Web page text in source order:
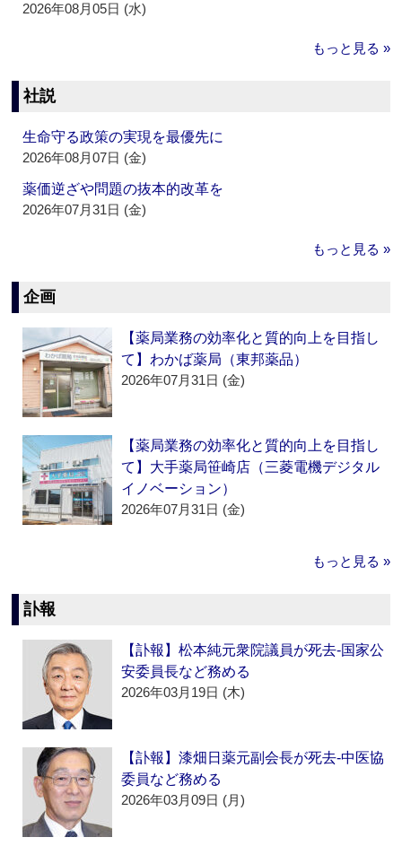
2026年08月05日 (水)
もっと見る »
社説
生命守る政策の実現を最優先に
2026年08月07日 (金)
薬価逆ざや問題の抜本的改革を
2026年07月31日 (金)
もっと見る »
企画
【薬局業務の効率化と質的向上を目指し
て】わかば薬局（東邦薬品）
2026年07月31日 (金)
【薬局業務の効率化と質的向上を目指し
て】大手薬局笹崎店（三菱電機デジタル
イノベーション）
2026年07月31日 (金)
もっと見る »
訃報
【訃報】松本純元衆院議員が死去‐国家公
安委員長など務める
2026年03月19日 (木)
【訃報】漆畑日薬元副会長が死去‐中医協
委員など務める
2026年03月09日 (月)